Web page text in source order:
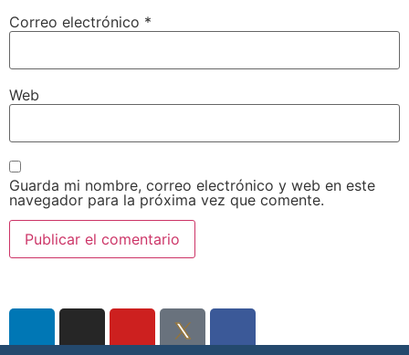
Correo electrónico *
Web
Guarda mi nombre, correo electrónico y web en este
navegador para la próxima vez que comente.